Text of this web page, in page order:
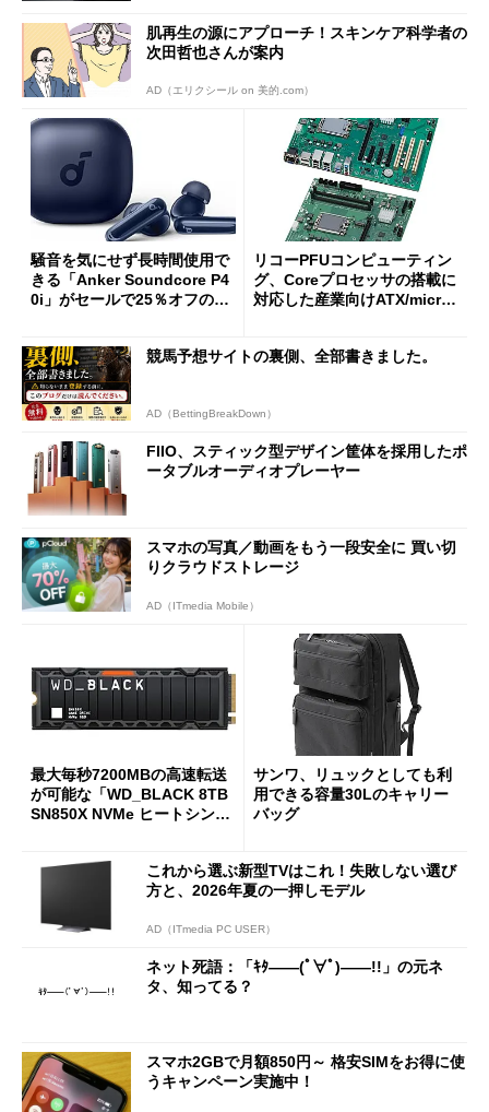
肌再生の源にアプローチ！スキンケア科学者の
次田哲也さんが案内
AD（エリクシール on 美的.com）
騒音を気にせず長時間使用で
きる「Anker Soundcore P4
0i」がセールで25％オフの59
リコーPFUコンピューティン
グ、Coreプロセッサの搭載に
対応した産業向けATX/micro
競馬予想サイトの裏側、全部書きました。
AD（BettingBreakDown）
FIIO、スティック型デザイン筐体を採用したポ
ータブルオーディオプレーヤー
スマホの写真／動画をもう一段安全に 買い切
りクラウドストレージ
AD（ITmedia Mobile）
最大毎秒7200MBの高速転送
が可能な「WD_BLACK 8TB
SN850X NVMe ヒートシンク
サンワ、リュックとしても利
用できる容量30Lのキャリー
バッグ
これから選ぶ新型TVはこれ！失敗しない選び
方と、2026年夏の一押しモデル
AD（ITmedia PC USER）
ネット死語：「ｷﾀ――(ﾟ∀ﾟ)――!!」の元ネ
タ、知ってる？
スマホ2GBで月額850円～ 格安SIMをお得に使
うキャンペーン実施中！